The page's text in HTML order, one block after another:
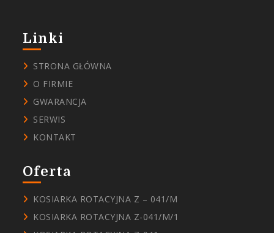
Linki
STRONA GŁÓWNA
O FIRMIE
GWARANCJA
SERWIS
KONTAKT
Oferta
KOSIARKA ROTACYJNA Z – 041/M
KOSIARKA ROTACYJNA Z-041/M/1